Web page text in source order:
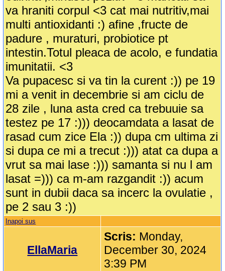
va hraniti corpul <3 cat mai nutritiv,mai
multi antioxidanti :) afine ,fructe de
padure , muraturi, probiotice pt
intestin.Totul pleaca de acolo, e fundatia
imunitatii. <3
Va pupacesc si va tin la curent :)) pe 19
mi a venit in decembrie si am ciclu de
28 zile , luna asta cred ca trebuuie sa
testez pe 17 :))) deocamdata a lasat de
rasad cum zice Ela :)) dupa cm ultima zi
si dupa ce mi a trecut :))) atat ca dupa a
vrut sa mai lase :))) samanta si nu l am
lasat =))) ca m-am razgandit :)) acum
sunt in dubii daca sa incerc la ovulatie ,
pe 2 sau 3 :))
Inapoi sus
EllaMaria
Scris: Monday,
December 30, 2024
3:39 PM